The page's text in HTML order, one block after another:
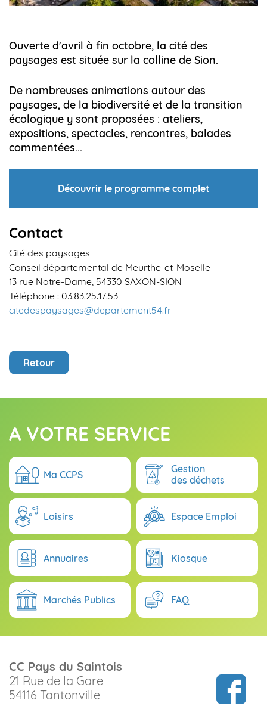
Ouverte d'avril à fin octobre, la cité des
paysages est située sur la colline de Sion.
De nombreuses animations autour des
paysages, de la biodiversité et de la transition
écologique y sont proposées : ateliers,
expositions, spectacles, rencontres, balades
commentées...
Découvrir le programme complet
Contact
Cité des paysages
Conseil départemental de Meurthe-et-Moselle
13 rue Notre-Dame, 54330 SAXON-SION
Téléphone : 03.83.25.17.53
citedespaysages@departement54.fr
Retour
A VOTRE SERVICE
Ma CCPS
Gestion
des déchets
Loisirs Espace Emploi
Annuaires Kiosque
Marchés Publics FAQ
CC Pays du Saintois
21 Rue de la Gare
54116 Tantonville